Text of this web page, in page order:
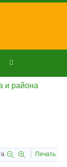
и района
Печать